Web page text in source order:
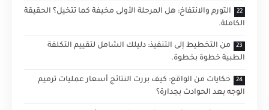
التورم والانتفاخ: هل المرحلة الأولى مخيفة كما تتخيل؟ الحقيقة
الكاملة.
من التخطيط إلى التنفيذ: دليلك الشامل لتقييم التكلفة
الطبية خطوة بخطوة.
حكايات من الواقع: كيف بررت النتائج أسعار عمليات ترميم
الوجه بعد الحوادث بجدارة؟